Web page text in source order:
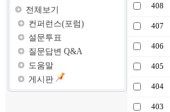
전체보기
컨퍼런스(포럼)
설문투표
질문답변 Q&A
도움말
게시판
408
407
406
405
404
403